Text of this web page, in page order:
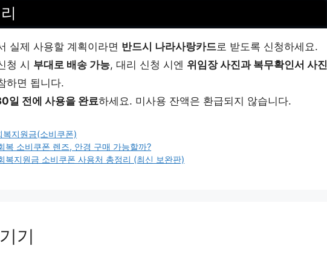
실제 사용할 계획이라면 반드시 나라사랑카드로 받도록 신청하세요.
청 시 부대로 배송 가능, 대리 신청 시엔 위임장 사진과 복무확인서 사진
하면 됩니다.
일 전에 사용을 완료하세요. 미사용 잔액은 환급되지 않습니다.
지원금(소비쿠폰)
복 소비쿠폰 렌즈, 안경 구매 가능할까?
복지원금 소비쿠폰 사용처 총정리 (최신 보완판)
기